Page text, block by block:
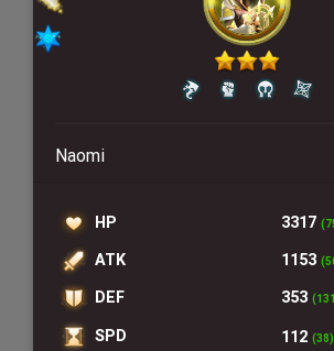
Naomi
HP 3317
ATK 1153
DEF 353
SPD 112 (38)